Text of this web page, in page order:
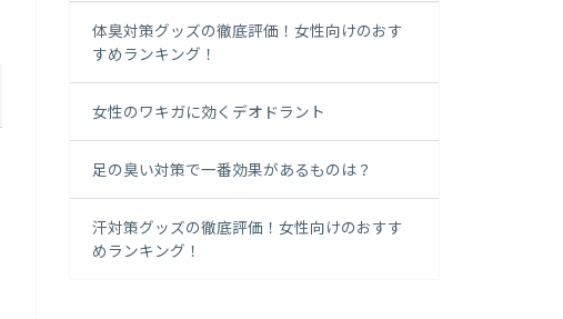
体臭対策グッズの徹底評価！女性向けのおす
すめランキング！
女性のワキガに効くデオドラント
足の臭い対策で一番効果があるものは？
汗対策グッズの徹底評価！女性向けのおすす
めランキング！